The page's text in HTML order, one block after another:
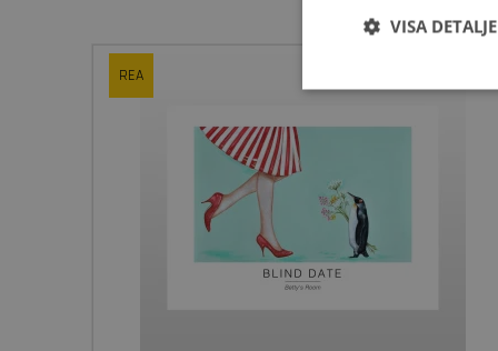
REA
VISA